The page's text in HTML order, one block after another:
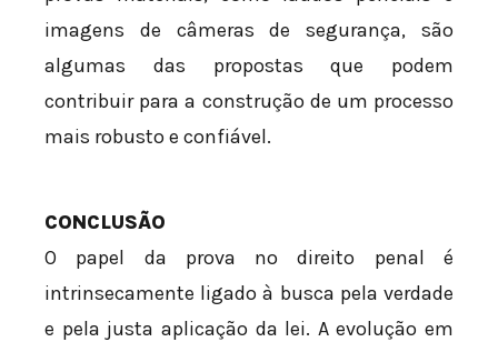
imagens de câmeras de segurança, são
algumas das propostas que podem
contribuir para a construção de um processo
mais robusto e confiável.
CONCLUSÃO
O papel da prova no direito penal é
intrinsecamente ligado à busca pela verdade
e pela justa aplicação da lei. A evolução em